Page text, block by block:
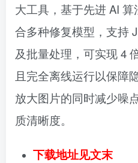
大工具，基于先进 AI
合多种修复模型，支持
及批量处理，可实现 4
且完全离线运行以保障
放大图片的同时减少噪
质清晰度。
下载地址见文末